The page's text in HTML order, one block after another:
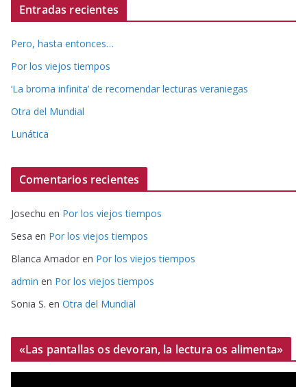
Entradas recientes
Pero, hasta entonces…
Por los viejos tiempos
‘La broma infinita’ de recomendar lecturas veraniegas
Otra del Mundial
Lunática
Comentarios recientes
Josechu en Por los viejos tiempos
Sesa en Por los viejos tiempos
Blanca Amador en Por los viejos tiempos
admin en Por los viejos tiempos
Sonia S. en Otra del Mundial
«Las pantallas os devoran, la lectura os alimenta»